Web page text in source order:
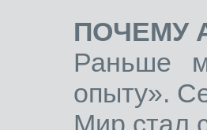
ПОЧЕМУ
Раньше
опыту».
Мир стал